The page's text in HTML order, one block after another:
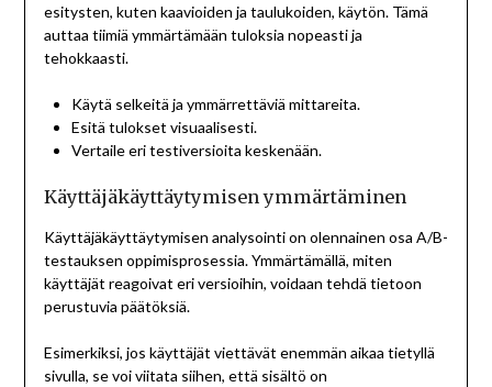
esitysten, kuten kaavioiden ja taulukoiden, käytön. Tämä
auttaa tiimiä ymmärtämään tuloksia nopeasti ja
tehokkaasti.
Käytä selkeitä ja ymmärrettäviä mittareita.
Esitä tulokset visuaalisesti.
Vertaile eri testiversioita keskenään.
Käyttäjäkäyttäytymisen ymmärtäminen
Käyttäjäkäyttäytymisen analysointi on olennainen osa A/B-
testauksen oppimisprosessia. Ymmärtämällä, miten
käyttäjät reagoivat eri versioihin, voidaan tehdä tietoon
perustuvia päätöksiä.
Esimerkiksi, jos käyttäjät viettävät enemmän aikaa tietyllä
sivulla, se voi viitata siihen, että sisältö on